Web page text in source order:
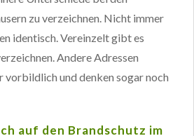
zu verzeichnen. Nicht immer
identisch. Vereinzelt gibt es
Andere Adressen
vorbildlich und denken sogar noch
auf den Brandschutz im